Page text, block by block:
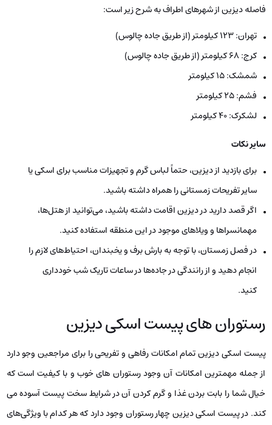
فاصله دیزین از شهرهای اطراف به شرح زیر است:
تهران: ۱۲۳ کیلومتر (از طریق جاده چالوس)
کرج: ۶۸ کیلومتر (از طریق جاده چالوس)
شمشک: ۱۵ کیلومتر
فشم: ۲۵ کیلومتر
لشکرک: ۴۰ کیلومتر
سایر نکات
برای بازدید از دیزین، حتماً لباس گرم و تجهیزات مناسب برای اسکی یا
سایر تفریحات زمستانی را همراه داشته باشید.
اگر قصد دارید در دیزین اقامت داشته باشید، می‌توانید از هتل‌ها،
مهمانسراها و ویلاهای موجود در این منطقه استفاده کنید.
در فصل زمستان، با توجه به بارش برف و یخبندان، احتیاط‌های لازم را
انجام دهید و از رانندگی در جاده‌ها در ساعات تاریک شب خودداری
کنید.
رستوران های پیست اسکی دیزین
پیست اسکی دیزین تمام امکانات رفاهی و تفریحی را برای مراجعین وجو دارد
از جمله مهمترین امکانات آن وجود رستوران های خوب و با کیفیت است که
خیال شما را بابت بردن غذا و گرم کردن آن در شرایط سخت پیست آسوده می
کند. در پیست اسکی دیزین چهار رستوران وجود دارد که هر کدام با ویژگی‌های